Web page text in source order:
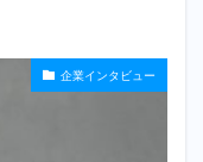
企業インタビュー